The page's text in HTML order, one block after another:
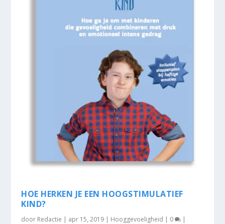
HOE HERKEN JE EEN HOOGSTIMULATIEF
KIND?
door Redactie | apr 15, 2019 | Hooggevoeligheid | 0 |